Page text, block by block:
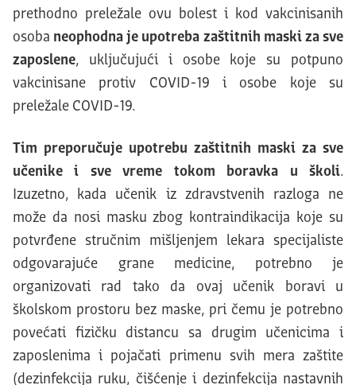
prethodno preležale ovu bolest i kod vakcinisanih
osoba neophodna je upotreba zaštitnih maski za sve
zaposlene, uključujući i osobe koje su potpuno
vakcinisane protiv COVID-19 i osobe koje su
preležale COVID-19.
Tim preporučuje upotrebu zaštitnih maski za sve
učenike i sve vreme tokom boravka u školi.
Izuzetno, kada učenik iz zdravstvenih razloga ne
može da nosi masku zbog kontraindikacija koje su
potvrđene stručnim mišljenjem lekara specijaliste
odgovarajuće grane medicine, potrebno je
organizovati rad tako da ovaj učenik boravi u
školskom prostoru bez maske, pri čemu je potrebno
povećati fizičku distancu sa drugim učenicima i
zaposlenima i pojačati primenu svih mera zaštite
(dezinfekcija ruku, čišćenje i dezinfekcija nastavnih